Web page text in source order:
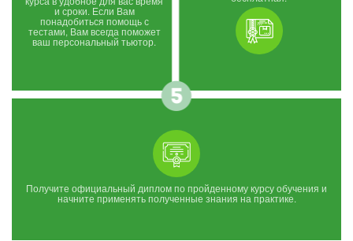
и сроки. Если Вам
понадобиться помощь с
тестами, Вам всегда поможет
ваш персональный тьютор.
Получите официальный диплом по пройденному курсу обучения и
начните применять полученные знания на практике.